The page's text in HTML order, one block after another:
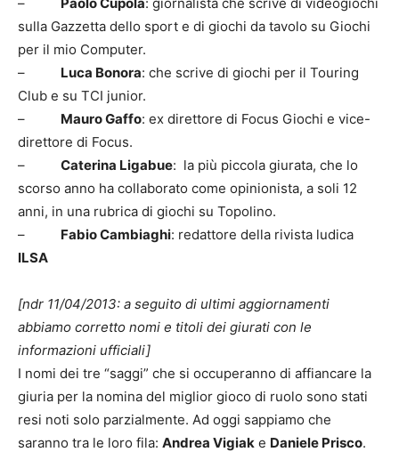
sulla Gazzetta dello sport e di giochi da tavolo su Giochi
per il mio Computer.
– Luca Bonora: che scrive di giochi per il Touring
Club e su TCI junior.
– Mauro Gaffo: ex direttore di Focus Giochi e vice-
direttore di Focus.
– Caterina Ligabue: la più piccola giurata, che lo
scorso anno ha collaborato come opinionista, a soli 12
anni, in una rubrica di giochi su Topolino.
– Fabio Cambiaghi: redattore della rivista ludica
ILSA
[ndr 11/04/2013: a seguito di ultimi aggiornamenti
abbiamo corretto nomi e titoli dei giurati con le
informazioni ufficiali]
I nomi dei tre “saggi” che si occuperanno di affiancare la
giuria per la nomina del miglior gioco di ruolo sono stati
resi noti solo parzialmente. Ad oggi sappiamo che
saranno tra le loro fila: Andrea Vigiak e Daniele Prisco.